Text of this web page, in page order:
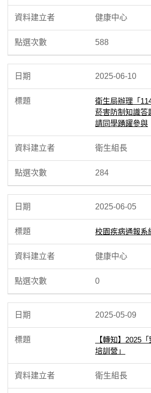
健康中心
588
2025-06-10
衛生局辦理「
菸害防制知識答
請同學踴躍參與
衛生組長
284
2025-06-05
校園疾病通報系
健康中心
0
2025-05-09
【轉知】2025
培訓營」
衛生組長